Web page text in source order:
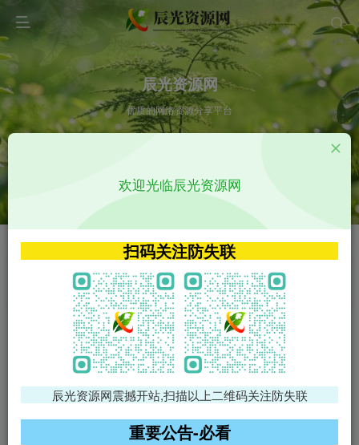
辰光资源网
优质的网络资源分享平台
VIP特权介绍 APP源码
VIP特权介绍
火
VIP特权介绍
影视源码
影视源码
免费领支付宝红包
腾讯轻量4核4G3M服务器38元/
欢迎光临辰光资源网
扫码关注防失联
辰光资源网震撼开站,扫描以上二维码关注防失联
重要公告-必看